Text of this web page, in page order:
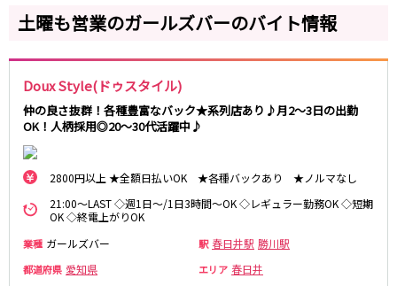
土曜も営業のガールズバーのバイト情報
Doux Style(ドゥスタイル)
仲の良さ抜群！各種豊富なバック★系列店あり♪月2～3日の出勤
OK！人柄採用◎20～30代活躍中♪
2800円以上 ★全額日払いOK ★各種バックあり ★ノルマなし
21:00～LAST ◇週1日～/1日3時間～OK ◇レギュラー勤務OK ◇短期
OK ◇終電上がりOK
業種 ガールズバー 駅 春日井駅 勝川駅
都道府県 愛知県 エリア 春日井
豊田市駅 刈谷駅
内部線
あすなろう四日市駅
栄町駅 森下駅
名鉄小牧線
春日井駅
小牧駅
小牧原駅